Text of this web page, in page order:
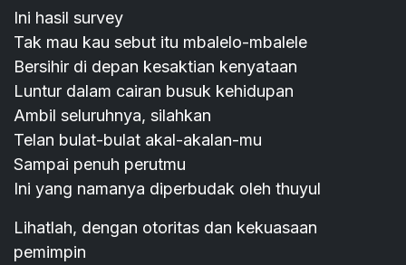
Ini hasil survey
Tak mau kau sebut itu mbalelo-mbalele
Bersihir di depan kesaktian kenyataan
Luntur dalam cairan busuk kehidupan
Ambil seluruhnya, silahkan
Telan bulat-bulat akal-akalan-mu
Sampai penuh perutmu
Ini yang namanya diperbudak oleh thuyul
Lihatlah, dengan otoritas dan kekuasaan
pemimpin